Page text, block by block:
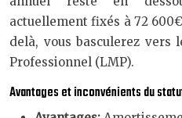
actuellement fixés à 72
delà, vous basculerez vers
Professionnel (LMP).
Avantages et inconvénients du